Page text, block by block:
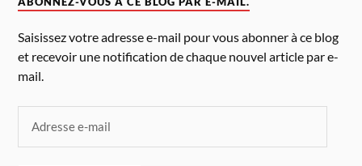
Saisissez votre adresse e-mail pour vous abonner à ce blog
et recevoir une notification de chaque nouvel article par e-
mail.